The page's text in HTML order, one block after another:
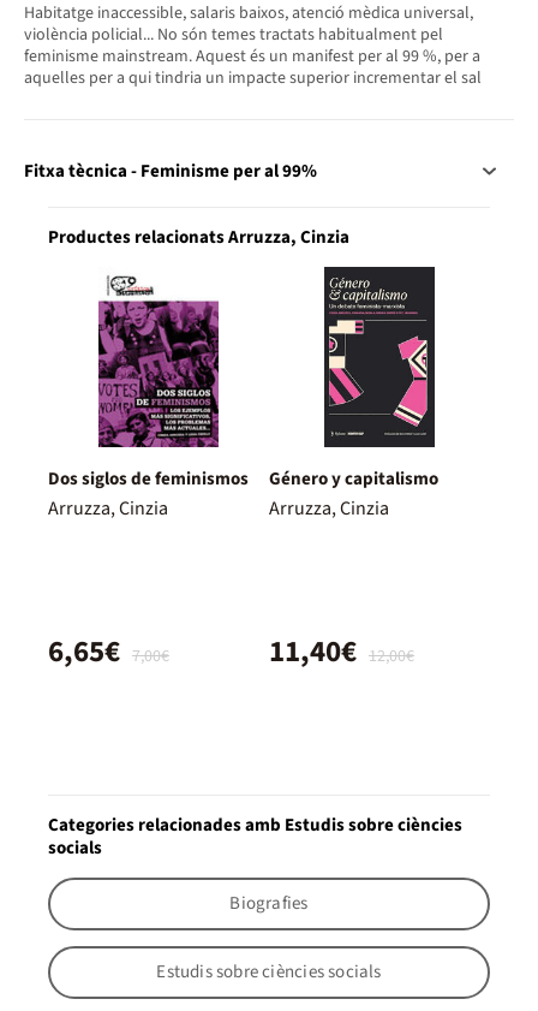
Habitatge inaccessible, salaris baixos, atenció mèdica universal,
violència policial... No són temes tractats habitualment pel
feminisme mainstream. Aquest és un manifest per al 99 %, per a
aquelles per a qui tindria un impacte superior incrementar el sal
Fitxa tècnica - Feminisme per al 99%
Productes relacionats Arruzza, Cinzia
Dos siglos de feminismos
Arruzza, Cinzia
7,00€
6,65€
Género y capitalismo
Arruzza, Cinzia
12,00€
11,40€
Categories relacionades amb Estudis sobre ciències
socials
Biografies
Estudis sobre ciències socials